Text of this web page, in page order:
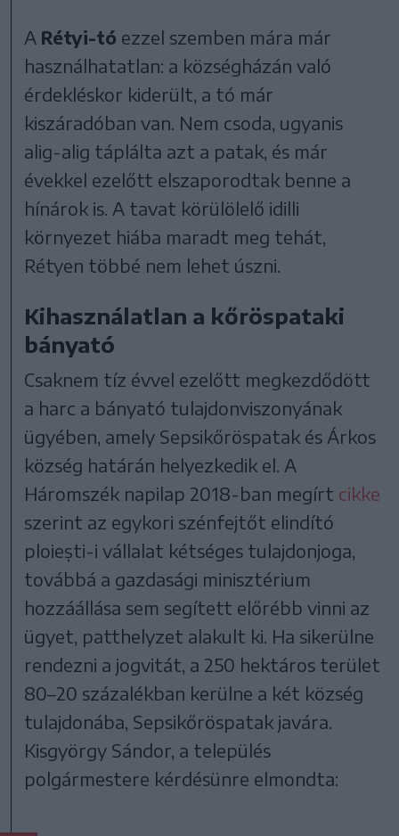
A Rétyi-tó ezzel szemben mára már
használhatatlan: a községházán való
érdekléskor kiderült, a tó már
kiszáradóban van. Nem csoda, ugyanis
alig-alig táplálta azt a patak, és már
évekkel ezelőtt elszaporodtak benne a
hínárok is. A tavat körülölelő idilli
környezet hiába maradt meg tehát,
Rétyen többé nem lehet úszni.
Kihasználatlan a kőröspataki
bányató
Csaknem tíz évvel ezelőtt megkezdődött
a harc a bányató tulajdonviszonyának
ügyében, amely Sepsikőröspatak és Árkos
község határán helyezkedik el. A
Háromszék napilap 2018-ban megírt cikke
szerint az egykori szénfejtőt elindító
ploiești-i vállalat kétséges tulajdonjoga,
továbbá a gazdasági minisztérium
hozzáállása sem segített előrébb vinni az
ügyet, patthelyzet alakult ki. Ha sikerülne
rendezni a jogvitát, a 250 hektáros terület
80–20 százalékban kerülne a két község
tulajdonába, Sepsikőröspatak javára.
Kisgyörgy Sándor, a település
polgármestere kérdésünre elmondta: